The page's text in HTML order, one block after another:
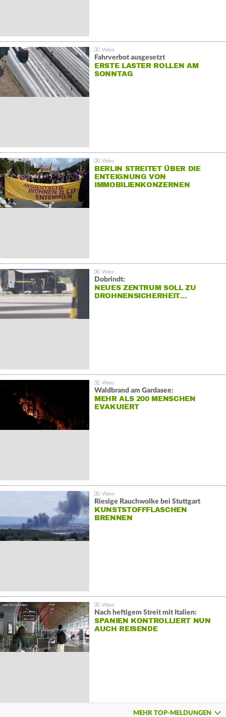
Fahrverbot ausgesetzt
ERSTE LASTER ROLLEN AM
SONNTAG
BERLIN STREITET ÜBER DIE
ENTEIGNUNG VON
IMMOBILIENKONZERNEN
Dobrindt:
NEUES ZENTRUM SOLL ZU
DROHNENSICHERHEIT…
Waldbrand am Gardasee:
MEHR ALS 200 MENSCHEN
EVAKUIERT
Riesige Rauchwolke bei Stuttgart
KUNSTSTOFFFLASCHEN
BRENNEN
Nach heftigem Streit mit Italien:
SPANIEN KONTROLLIERT NUN
AUCH REISENDE
MEHR TOP-MELDUNGEN